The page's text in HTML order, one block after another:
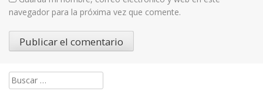
navegador para la próxima vez que comente.
Buscar: